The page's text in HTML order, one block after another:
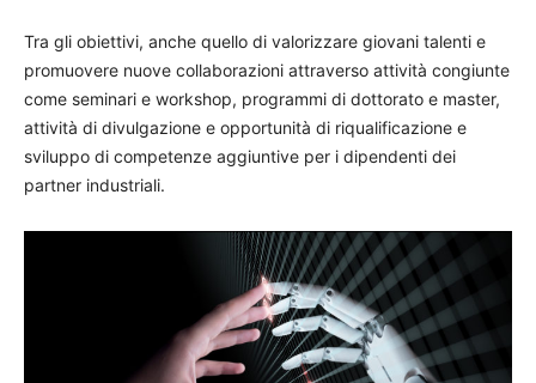
Tra gli obiettivi, anche quello di valorizzare giovani talenti e
promuovere nuove collaborazioni attraverso attività congiunte
come seminari e workshop, programmi di dottorato e master,
attività di divulgazione e opportunità di riqualificazione e
sviluppo di competenze aggiuntive per i dipendenti dei
partner industriali.